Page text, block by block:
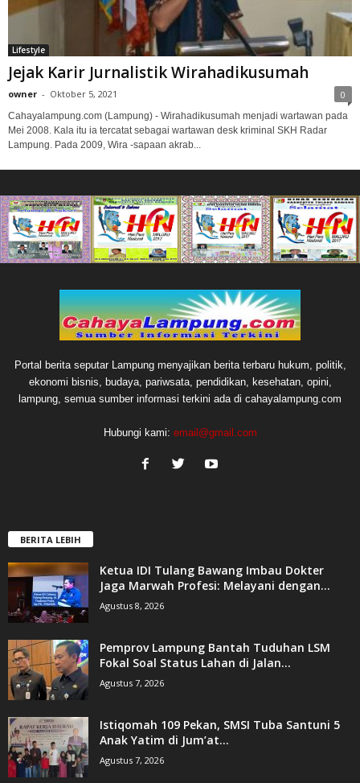
Lifestyle
Jejak Karir Jurnalistik Wirahadikusumah
owner - Oktober 5, 2021 0
Cahayalampung.com (Lampung) - Wirahadikusumah menjadi wartawan pada
Mei 2008. Kala itu ia tercatat sebagai wartawan desk kriminal SKH Radar
Lampung. Pada 2009, Wira -sapaan akrab...
Portal berita seputar Lampung menyajikan berita terbaru hukum, politik,
ekonomi bisnis, budaya, pariwsata, pendidikan, kesehatan, opini,
lampung, semua sumber informasi terkini ada di cahayalampung.com
Hubungi kami: email@gmail.com
BERITA LEBIH
Ketua IDI Tulang Bawang Imbau Dokter
Jaga Marwah Profesi: Melayani dengan...
Agustus 8, 2026
Pemprov Lampung Bantah Tuduhan LSM
Fokal Soal Status Lahan di Jalan...
Agustus 7, 2026
Istiqomah 109 Pekan, SMSI Tuba Santuni 5
Anak Yatim di Jum’at...
Agustus 7, 2026